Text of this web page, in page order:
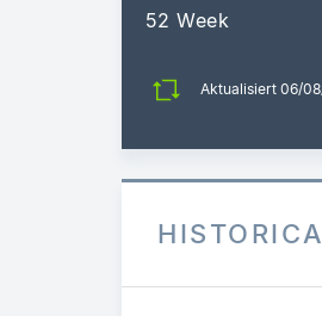
52 Week
Aktualisiert 06/